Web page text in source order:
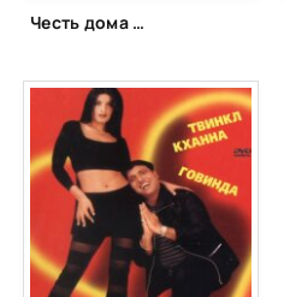
Честь дома (1994)